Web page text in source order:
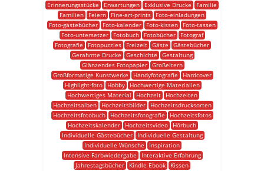
Erinnerungsstücke
Erwartungen Exklusive Drucke
Familie
Familien
Feiern Fine-art-prints
Foto-einladungen
Foto-gästebücher
Foto-kalender Foto-kissen
Foto-tassen
Foto-untersetzer
Fotobuch Fotobücher
Fotograf
Fotografie
Fotopuzzles Freizeit Gäste
Gästebücher
Gerahmte Drucke
Geschichte
Gestaltung
Glänzendes Fotopapier
Großeltern
Großformatige Kunstwerke
Handyfotografie
Hardcover
Highlight-foto
Hobby
Hochwertige Materialien
Hochwertiges Material
Hochzeit
Hochzeiten
Hochzeitsalben
Hochzeitsbilder
Hochzeitsdrucksorten
Hochzeitsfotobuch
Hochzeitsfotografie
Hochzeitsfotos
Hochzeitskalender
Hochzeitsvideo
Hörbuch
Individuelle Gästebücher
Individuelle Gestaltung
Individuelle Wünsche
Inspiration
Intensive Farbwiedergabe
Interaktive Erfahrung
Jahrestagsbücher
Kindle Ebook
Kissen